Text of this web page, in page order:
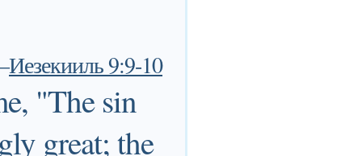
Иезекииль 9:9-10
"The sin
great; the